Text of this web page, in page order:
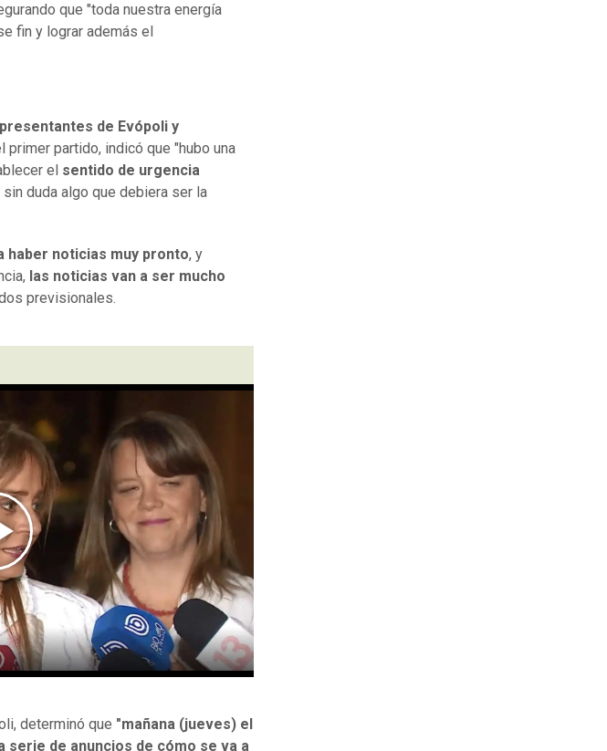
que "toda nuestra energía
fin y lograr además el
de Evópoli y
primer partido, indicó que "hubo una
el sentido de urgencia
sin duda algo que debiera ser la
haber noticias muy pronto, y
las noticias van a ser mucho
previsionales.
determinó que "mañana (jueves) el
serie de anuncios de cómo se va a